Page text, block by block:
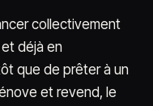
collectivement
déjà en
que de prêter à un
et revend, le